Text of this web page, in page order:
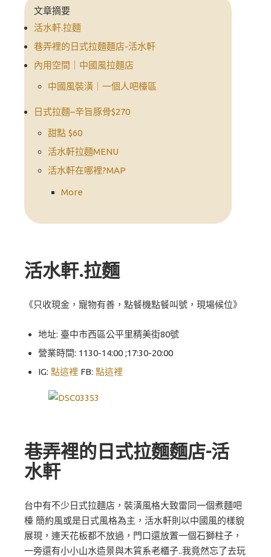
文章摘要
活水軒.拉麵
巷弄裡的日式拉麵麵店-活水軒
內用空間｜中國風拉麵店
中國風裝潢｜一個人吧檯區
日式拉麵–辛旨豚骨$270
甜點 $60
活水軒拉麵MENU
活水軒在哪裡?MAP
More
活水軒.拉麵
《只收現金，寵物有善，點餐機點餐叫號，現場候位》
地址: 臺中市西區公平里精美街80號
營業時間: 1130-14:00 ;17:30-20:00
IG: 點這裡 FB: 點這裡
巷弄裡的日式拉麵麵店-活
水軒
台中有不少日式拉麵店，裝潢風格大致雷同一個煮麵吧
檯 簡約風或是日式風格為主，活水軒則以中國風的樣貌
展現，連天花板都不放過，門口還放置一個石獅柱子，
一旁還有小小山水造景與木質系老櫃子..我竟然忘了去玩